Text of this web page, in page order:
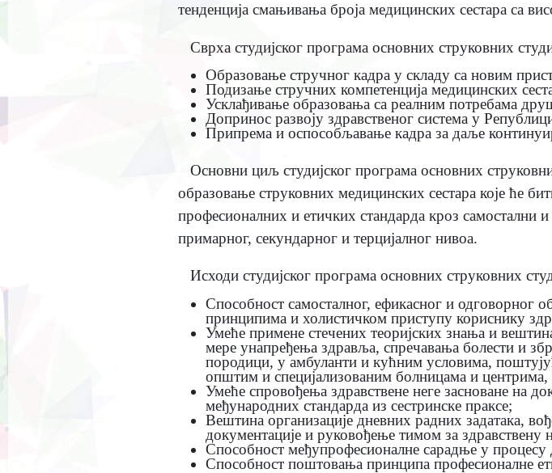
тенденција смањивања броја медицинских сестара са
Сврха студијског програма основних струковних
Образовање стручног кадра у складу са новим
Подизање стручних компетенција медицинских
Усклађивање образовања са реалним потребама
Допринос развоју здравственог система у
Припрема и оспособљавање кадра за даље
Основни циљ студијског програма основних
образовање струковних медицинских сестара које ће
професионалних и етичких стандарда кроз самостални
примарног, секундарног и терцијалног нивоа.
Исходи студијског програма основних струковних
Способност самосталног, ефикасног и одговорног
принципима и холистичком приступу кориснику
Умеће примене стечених теоријских знања и
мере унапређења здравља, спречавања болести и
породици, у амбуланти и кућним условима,
општим и специјализованим болницама и центрима,
Умеће спровођења здравствене неге засноване на
међународних стандарда из сестринске праксе;
Вештина организације дневних радних задатака,
документације и руковођење тимом за здравствену
Способност међупрофесионалне сарадње у процесу
Способност поштовања принципа професионалне